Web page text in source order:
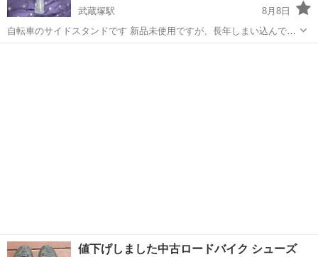
武蔵塚駅
8月8日
自転車のサイドスタンドです 新品未使用ですが、長年しまい込んでた
品物になります シティサイクルやロードバイクにいかがでしょうか？
値下げしました中古ロードバイク シューズ